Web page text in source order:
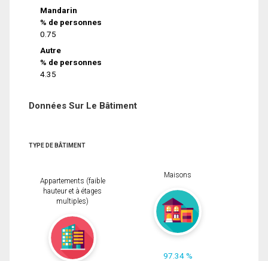
Mandarin
% de personnes
0.75
Autre
% de personnes
4.35
Données Sur Le Bâtiment
TYPE DE BÂTIMENT
Appartements (faible
hauteur et à étages
multiples)
Maisons
97.34 %